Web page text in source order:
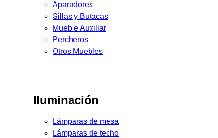
Aparadores
Sillas y Butacas
Mueble Auxiliar
Percheros
Otros Muebles
Iluminación
Lámparas de mesa
Lámparas de techo